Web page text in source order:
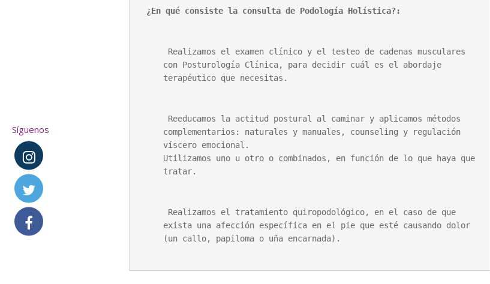
¿En qué consiste la consulta de Podología Holística?:
con Posturología Clínica, para decidir cuál es el abordaje
terapéutico que necesitas.
complementarios: naturales y manuales, counseling y regulación
víscero emocional.
Utilizamos uno u otro o combinados, en función de lo que haya que
tratar.
exista una afección específica en el pie que esté causando dolor
(un callo, papiloma o uña encarnada).
Síguenos